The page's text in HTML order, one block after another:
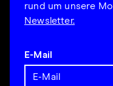
rund um unsere
Newsletter.
E-Mail